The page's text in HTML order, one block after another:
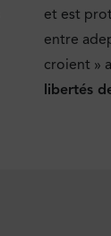
et est
entre
croient »
libertés